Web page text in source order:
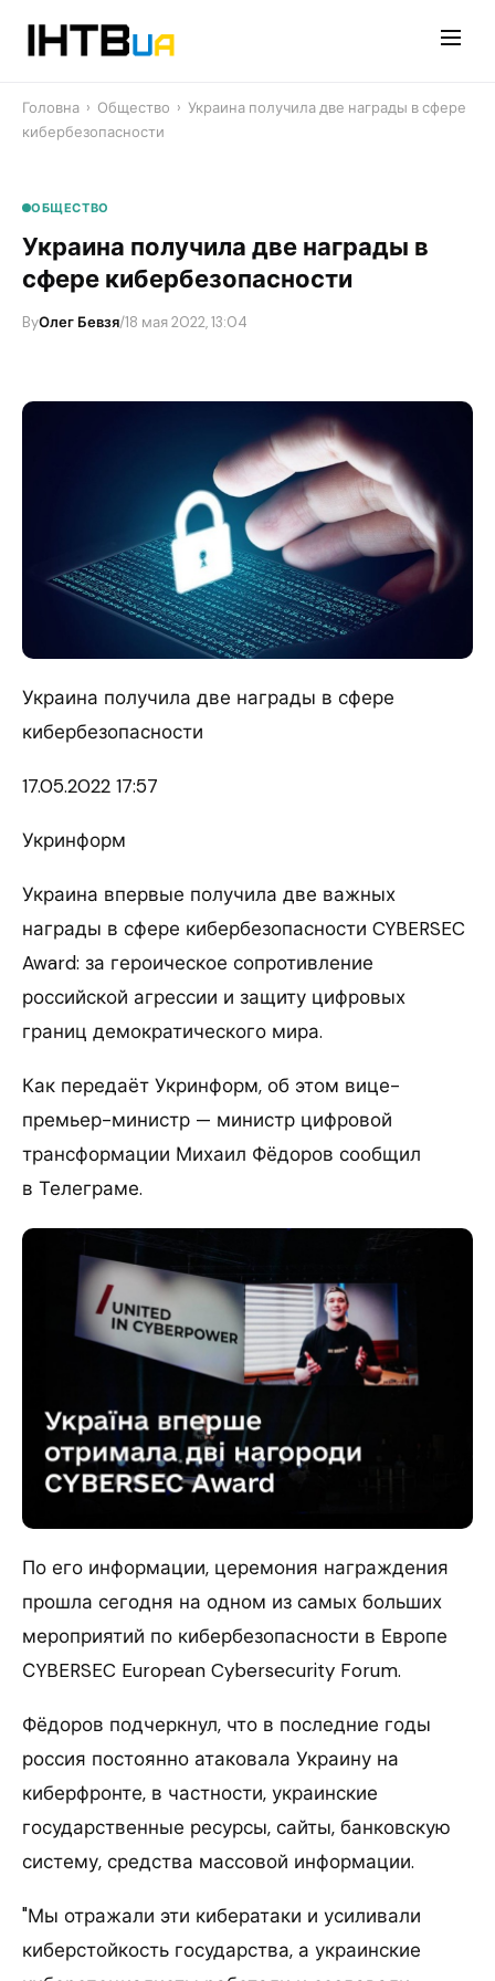
Головна › Общество › Украина получила две награды в сфере
кибербезопасности
ОБЩЕСТВО
Украина получила две награды в
сфере кибербезопасности
ByОлег Бевзя/18 мая 2022, 13:04
Украина получила две награды в сфере
кибербезопасности
17.05.2022 17:57
Укринформ
Украина впервые получила две важных
награды в сфере кибербезопасности CYBERSEC
Award: за героическое сопротивление
российской агрессии и защиту цифровых
границ демократического мира.
Как передаёт Укринформ, об этом вице-
премьер-министр — министр цифровой
трансформации Михаил Фёдоров сообщил
в Телеграме.
По его информации, церемония награждения
прошла сегодня на одном из самых больших
мероприятий по кибербезопасности в Европе
СYBERSEC European Cybersecurity Forum.
Фёдоров подчеркнул, что в последние годы
россия постоянно атаковала Украину на
киберфронте, в частности, украинские
государственные ресурсы, сайты, банковскую
систему, средства массовой информации.
"Мы отражали эти кибератаки и усиливали
киберстойкость государства, а украинские